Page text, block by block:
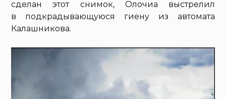
сделан этот снимок, Олочиа выстрелил
в подкрадывающуюся гиену из автомата
Калашникова.